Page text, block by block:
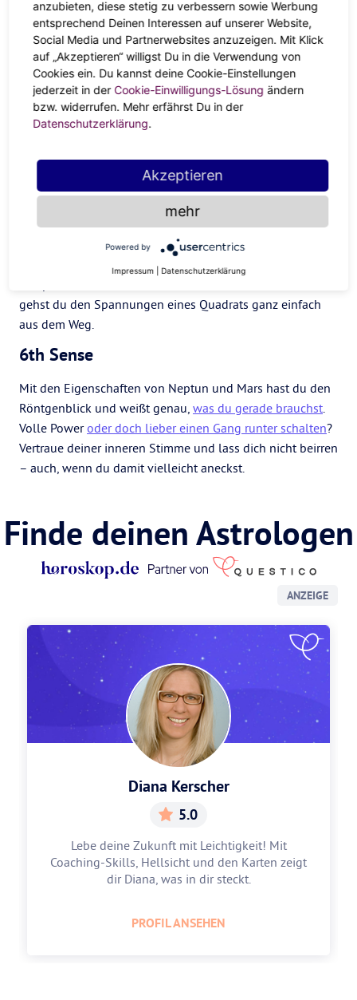
Von der Muse geküsst
Mars und Neptun bringen dein Kopfkino zum Überquellen
und verpassen dir die nötige Portion Kreativität. Vielleicht
wird es endlich Zeit, deinen eigenen Fantasy-Roman zu
schreiben oder die Batik-Farbe aus dem Schrank zu
heraus.
Take a Chill-Pill
Auch wenn Mars dich ständig vorantreibt, solltest du
Neptuns Bedürfnisse nicht vergessen. Wie wäre es mit
einem achtsamen Spaziergang, Tantra Yoga oder einem
gehst du den Spannungen eines Quadrats ganz einfach
aus dem Weg.
6th Sense
Mit den Eigenschaften von Neptun und Mars hast du den
Röntgenblick und weißt genau, was du gerade brauchst.
Volle Poweroder doch lieber einen Gang runter schalten?
Vertraue deiner inneren Stimme und lass dich nicht beirren
– auch, wenn du damit vielleicht aneckst.
Finde deinen Astrologen
ANZEIGE
Diana Kerscher
5.0
Lebe deine Zukunft mit Leichtigkeit! Mit
Coaching-Skills, Hellsicht und den Karten zeigt
dir Diana, was in dir steckt.
PROFIL ANSEHEN
anzubieten, diese stetig zu verbessern sowie Werbung
entsprechend Deinen Interessen auf unserer Website,
Social Media und Partnerwebsites anzuzeigen. Mit Klick
auf „Akzeptieren“ willigst Du in die Verwendung von
Cookies ein. Du kannst deine Cookie-Einstellungen
jederzeit in der Cookie-Einwilligungs-Lösung ändern
bzw. widerrufen. Mehr erfährst Du in der
Datenschutzerklärung.
Akzeptieren
mehr
Powered by
Impressum Datenschutzerklärung